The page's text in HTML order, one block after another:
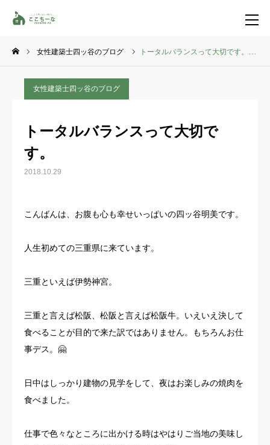
女性建築士四ッ谷のブログ トータルバランスって大切です。
女性建築士四ッ谷のブログ
トータルバランスって大切で
す。
2018.10.29
こんばんは、お腹も心も幸せいっぱいの四ッ谷明美です。
人生初めての三重県に来ています。
三重といえば伊勢神宮。
三重と言えば松阪、松阪と言えば松阪牛。いえいえ決して
食べることが目的で来た訳ではありません。もちろんお仕
事デス。🤗
日中はしっかり建物の見学をして、夜はお楽しみの焼肉を
食べました。
仕事で色々なところに出かける時はやはりご当地の美味し
お問い合わせ
LINE登録
HOME
よくある質問
イベント情報
会社概要